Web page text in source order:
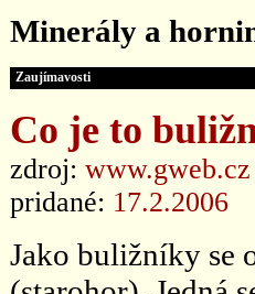
Minerály a
Zaujímavosti
Co je to
zdroj: www.gweb.cz
pridané: 17.2.2006
Jako buližníky se